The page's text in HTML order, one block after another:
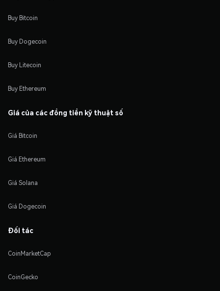
Buy Bitcoin
Buy Dogecoin
Buy Litecoin
Buy Ethereum
Giá của các đồng tiền kỹ thuật số
Giá Bitcoin
Giá Ethereum
Giá Solana
Giá Dogecoin
Đối tác
CoinMarketCap
CoinGecko